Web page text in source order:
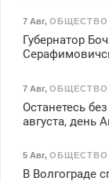
7 Авг, ОБЩЕСТВО
Губернатор
7 Авг, ОБЩЕСТВО
Останетесь
августа, день
5 Авг, ОБЩЕСТВО
В Волгограде